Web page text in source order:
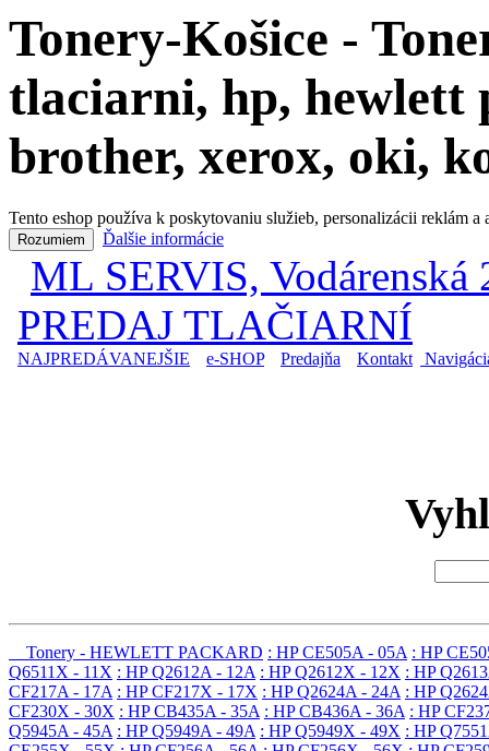
Tonery-Košice -
tlaciarni, hp, hewlett
brother, xerox, oki,
Tento eshop používa k poskytovaniu služieb, personalizácii reklám
Rozumiem Ďalšie informácie
ML SERVIS,
PREDAJ TLAČIARNÍ
NAJPREDÁVANEJŠIE e-SHOP Predajňa Kontakt
Tonery - HEWLETT PACKARD : HP CE505A - 05A : HP
Q6511X - 11X : HP Q2612A - 12A : HP Q2612X - 12X : HP
CF217A - 17A : HP CF217X - 17X : HP Q2624A - 24A : HP
CF230X - 30X : HP CB435A - 35A : HP CB436A - 36A : HP
Q5945A - 45A : HP Q5949A - 49A : HP Q5949X - 49X : HP